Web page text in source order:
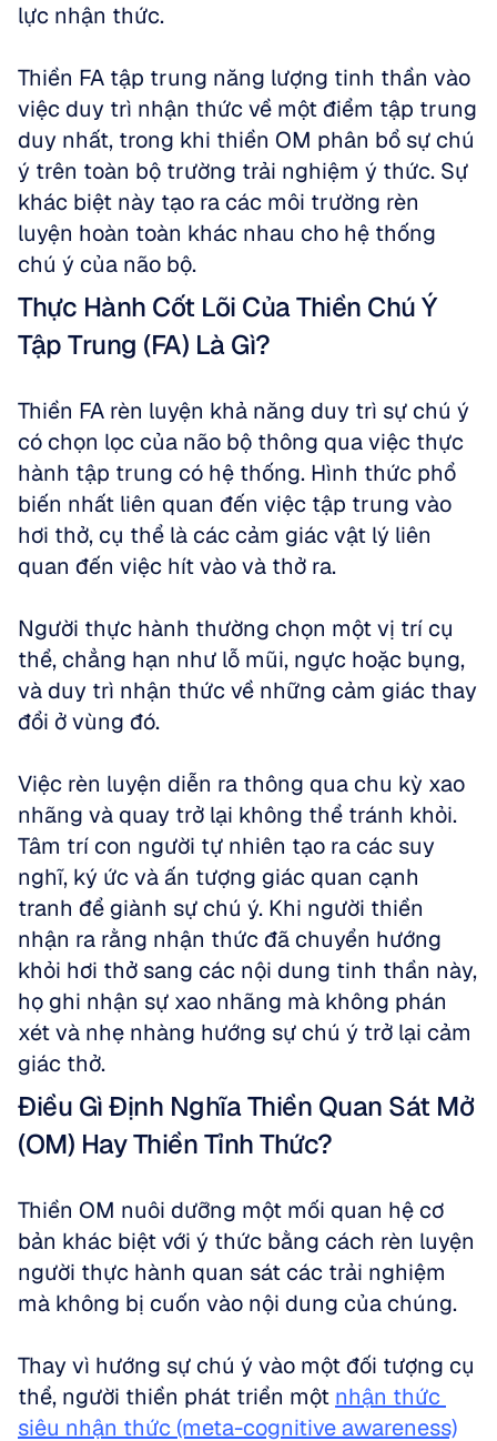
lực nhận thức.
Thiền FA tập trung năng lượng tinh thần vào
việc duy trì nhận thức về một điểm tập trung
duy nhất, trong khi thiền OM phân bổ sự chú
ý trên toàn bộ trường trải nghiệm ý thức. Sự
khác biệt này tạo ra các môi trường rèn
luyện hoàn toàn khác nhau cho hệ thống
chú ý của não bộ.
Thực Hành Cốt Lõi Của Thiền Chú Ý
Tập Trung (FA) Là Gì?
Thiền FA rèn luyện khả năng duy trì sự chú ý
có chọn lọc của não bộ thông qua việc thực
hành tập trung có hệ thống. Hình thức phổ
biến nhất liên quan đến việc tập trung vào
hơi thở, cụ thể là các cảm giác vật lý liên
quan đến việc hít vào và thở ra.
Người thực hành thường chọn một vị trí cụ
thể, chẳng hạn như lỗ mũi, ngực hoặc bụng,
và duy trì nhận thức về những cảm giác thay
đổi ở vùng đó.
Việc rèn luyện diễn ra thông qua chu kỳ xao
nhãng và quay trở lại không thể tránh khỏi.
Tâm trí con người tự nhiên tạo ra các suy
nghĩ, ký ức và ấn tượng giác quan cạnh
tranh để giành sự chú ý. Khi người thiền
nhận ra rằng nhận thức đã chuyển hướng
khỏi hơi thở sang các nội dung tinh thần này,
họ ghi nhận sự xao nhãng mà không phán
xét và nhẹ nhàng hướng sự chú ý trở lại cảm
giác thở.
Điều Gì Định Nghĩa Thiền Quan Sát Mở
(OM) Hay Thiền Tỉnh Thức?
Thiền OM nuôi dưỡng một mối quan hệ cơ
bản khác biệt với ý thức bằng cách rèn luyện
người thực hành quan sát các trải nghiệm
mà không bị cuốn vào nội dung của chúng.
Thay vì hướng sự chú ý vào một đối tượng cụ
thể, người thiền phát triển một nhận thức
siêu nhận thức (meta-cognitive awareness)